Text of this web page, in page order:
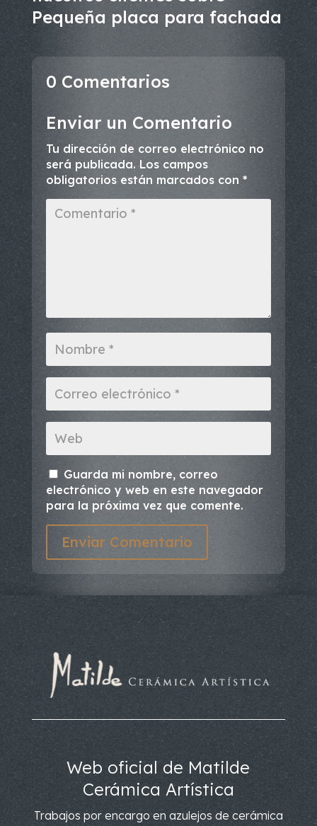
Pequeña placa para fachada
0 Comentarios
Enviar un Comentario
Tu dirección de correo electrónico no
será publicada. Los campos
obligatorios están marcados con *
Guarda mi nombre, correo
electrónico y web en este navegador
para la próxima vez que comente.
Enviar Comentario
Web oficial de Matilde
Cerámica Artística
Trabajos por encargo en azulejos de cerámica